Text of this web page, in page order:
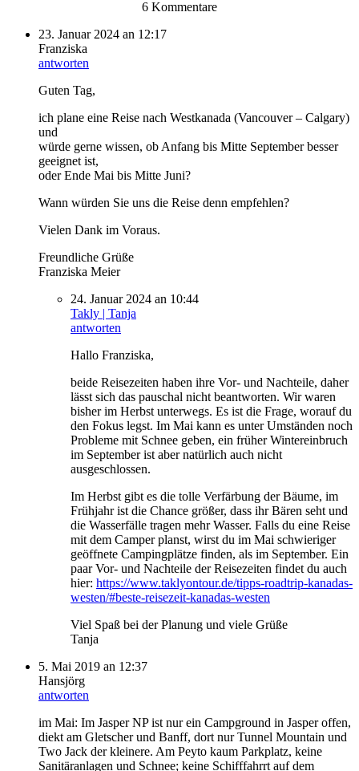
6 Kommentare
23. Januar 2024 an 12:17
Franziska
antworten
Guten Tag,
ich plane eine Reise nach Westkanada (Vancouver – Calgary)
und
würde gerne wissen, ob Anfang bis Mitte September besser
geeignet ist,
oder Ende Mai bis Mitte Juni?
Wann würden Sie uns die Reise denn empfehlen?
Vielen Dank im Voraus.
Freundliche Grüße
Franziska Meier
24. Januar 2024 an 10:44
Takly | Tanja
antworten
Hallo Franziska,
beide Reisezeiten haben ihre Vor- und Nachteile, daher
lässt sich das pauschal nicht beantworten. Wir waren
bisher im Herbst unterwegs. Es ist die Frage, worauf du
den Fokus legst. Im Mai kann es unter Umständen noch
Probleme mit Schnee geben, ein früher Wintereinbruch
im September ist aber natürlich auch nicht
ausgeschlossen.
Im Herbst gibt es die tolle Verfärbung der Bäume, im
Frühjahr ist die Chance größer, dass ihr Bären seht und
die Wasserfälle tragen mehr Wasser. Falls du eine Reise
mit dem Camper planst, wirst du im Mai schwieriger
geöffnete Campingplätze finden, als im September. Ein
paar Vor- und Nachteile der Reisezeiten findet du auch
hier: https://www.taklyontour.de/tipps-roadtrip-kanadas-
westen/#beste-reisezeit-kanadas-westen
Viel Spaß bei der Planung und viele Grüße
Tanja
5. Mai 2019 an 12:37
Hansjörg
antworten
im Mai: Im Jasper NP ist nur ein Campground in Jasper offen,
diekt am Gletscher und Banff, dort nur Tunnel Mountain und
Two Jack der kleinere. Am Peyto kaum Parkplatz, keine
Sanitäranlagen und Schnee; keine Schifffahrrt auf dem